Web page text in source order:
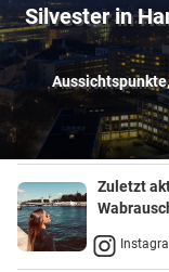
Silvester in
Zuletzt